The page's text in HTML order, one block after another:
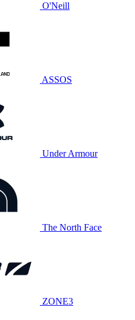
O'Neill
ASSOS
Under Armour
The North Face
ZONE3